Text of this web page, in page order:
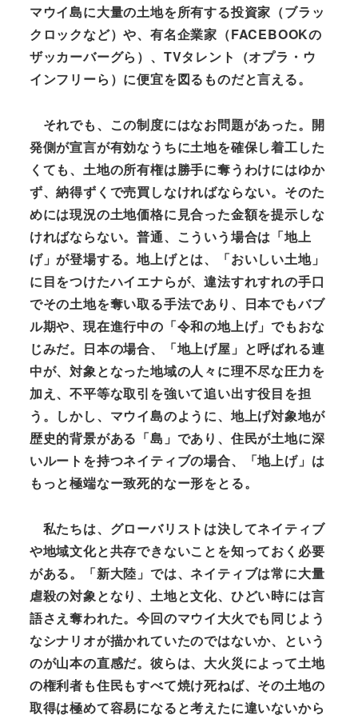
マウイ島に大量の土地を所有する投資家（ブラッ
クロックなど）や、有名企業家（FACEBOOKの
ザッカーバーグら）、TVタレント（オプラ・ウ
インフリーら）に便宜を図るものだと言える。
それでも、この制度にはなお問題があった。開
発側が宣言が有効なうちに土地を確保し着工した
くても、土地の所有権は勝手に奪うわけにはゆか
ず、納得ずくで売買しなければならない。そのた
めには現況の土地価格に見合った金額を提示しな
ければならない。普通、こういう場合は「地上
げ」が登場する。地上げとは、「おいしい土地」
に目をつけたハイエナらが、違法すれすれの手口
でその土地を奪い取る手法であり、日本でもバブ
ル期や、現在進行中の「令和の地上げ」でもおな
じみだ。日本の場合、「地上げ屋」と呼ばれる連
中が、対象となった地域の人々に理不尽な圧力を
加え、不平等な取引を強いて追い出す役目を担
う。しかし、マウイ島のように、地上げ対象地が
歴史的背景がある「島」であり、住民が土地に深
いルートを持つネイティブの場合、「地上げ」は
もっと極端なー致死的なー形をとる。
私たちは、グローバリストは決してネイティブ
や地域文化と共存できないことを知っておく必要
がある。「新大陸」では、ネイティブは常に大量
虐殺の対象となり、土地と文化、ひどい時には言
語さえ奪われた。今回のマウイ大火でも同じよう
なシナリオが描かれていたのではないか、という
のが山本の直感だ。彼らは、大火災によって土地
の権利者も住民もすべて焼け死ねば、その土地の
取得は極めて容易になると考えたに違いないから